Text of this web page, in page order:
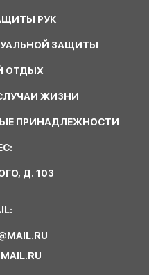
РУК
ЗАЩИТЫ
ОТДЫХ
ЖИЗНИ
ПРИНАДЛЕЖНОСТИ
Д. 103